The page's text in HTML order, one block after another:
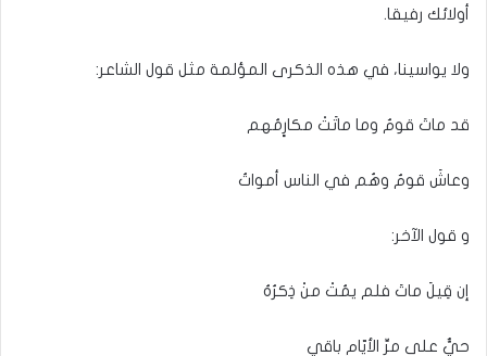
أولائك رفيقا.
ولا يواسينا، في هذه الذكرى المؤلمة مثل قول الشاعر:
قد ماتَ قومٌ وما ماتَتْ مكارٍمُهم
وعاشَ قومٌ وهُم في الناس أمواتُ
و قول الآخر:
إن قِيلَ ماتَ فلم يمُتْ منْ ذِكرُهُ
حيٌّ على مرِّ الأيّامٍ باقي